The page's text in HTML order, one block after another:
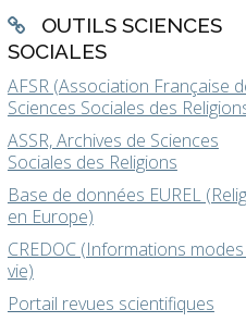
OUTILS SCIENCES
SOCIALES
AFSR (Association Française
Sciences Sociales des
ASSR, Archives de Sciences
Sociales des Religions
Base de données EUREL
en Europe)
CREDOC (Informations
vie)
Portail revues scientifiques